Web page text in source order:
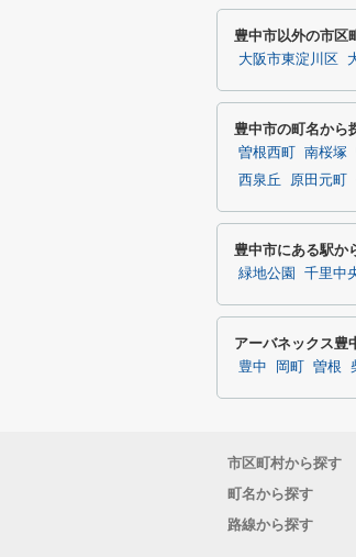
豊中市以外の市区
大阪市東淀川区
豊中市の町名から
曽根西町 南桜塚
西泉丘
原田元町
豊中市にある駅か
緑地公園 千里中
アーバネックス豊
豊中 岡町 曽根
市区町村から探す
町名から探す
路線から探す